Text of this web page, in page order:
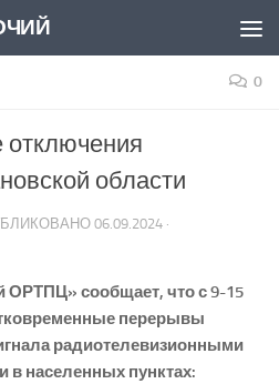
0
области
06.09.2024 ·
сообщает, что с 9-15
перерывы
радиотелевизионными
населенных пунктах: